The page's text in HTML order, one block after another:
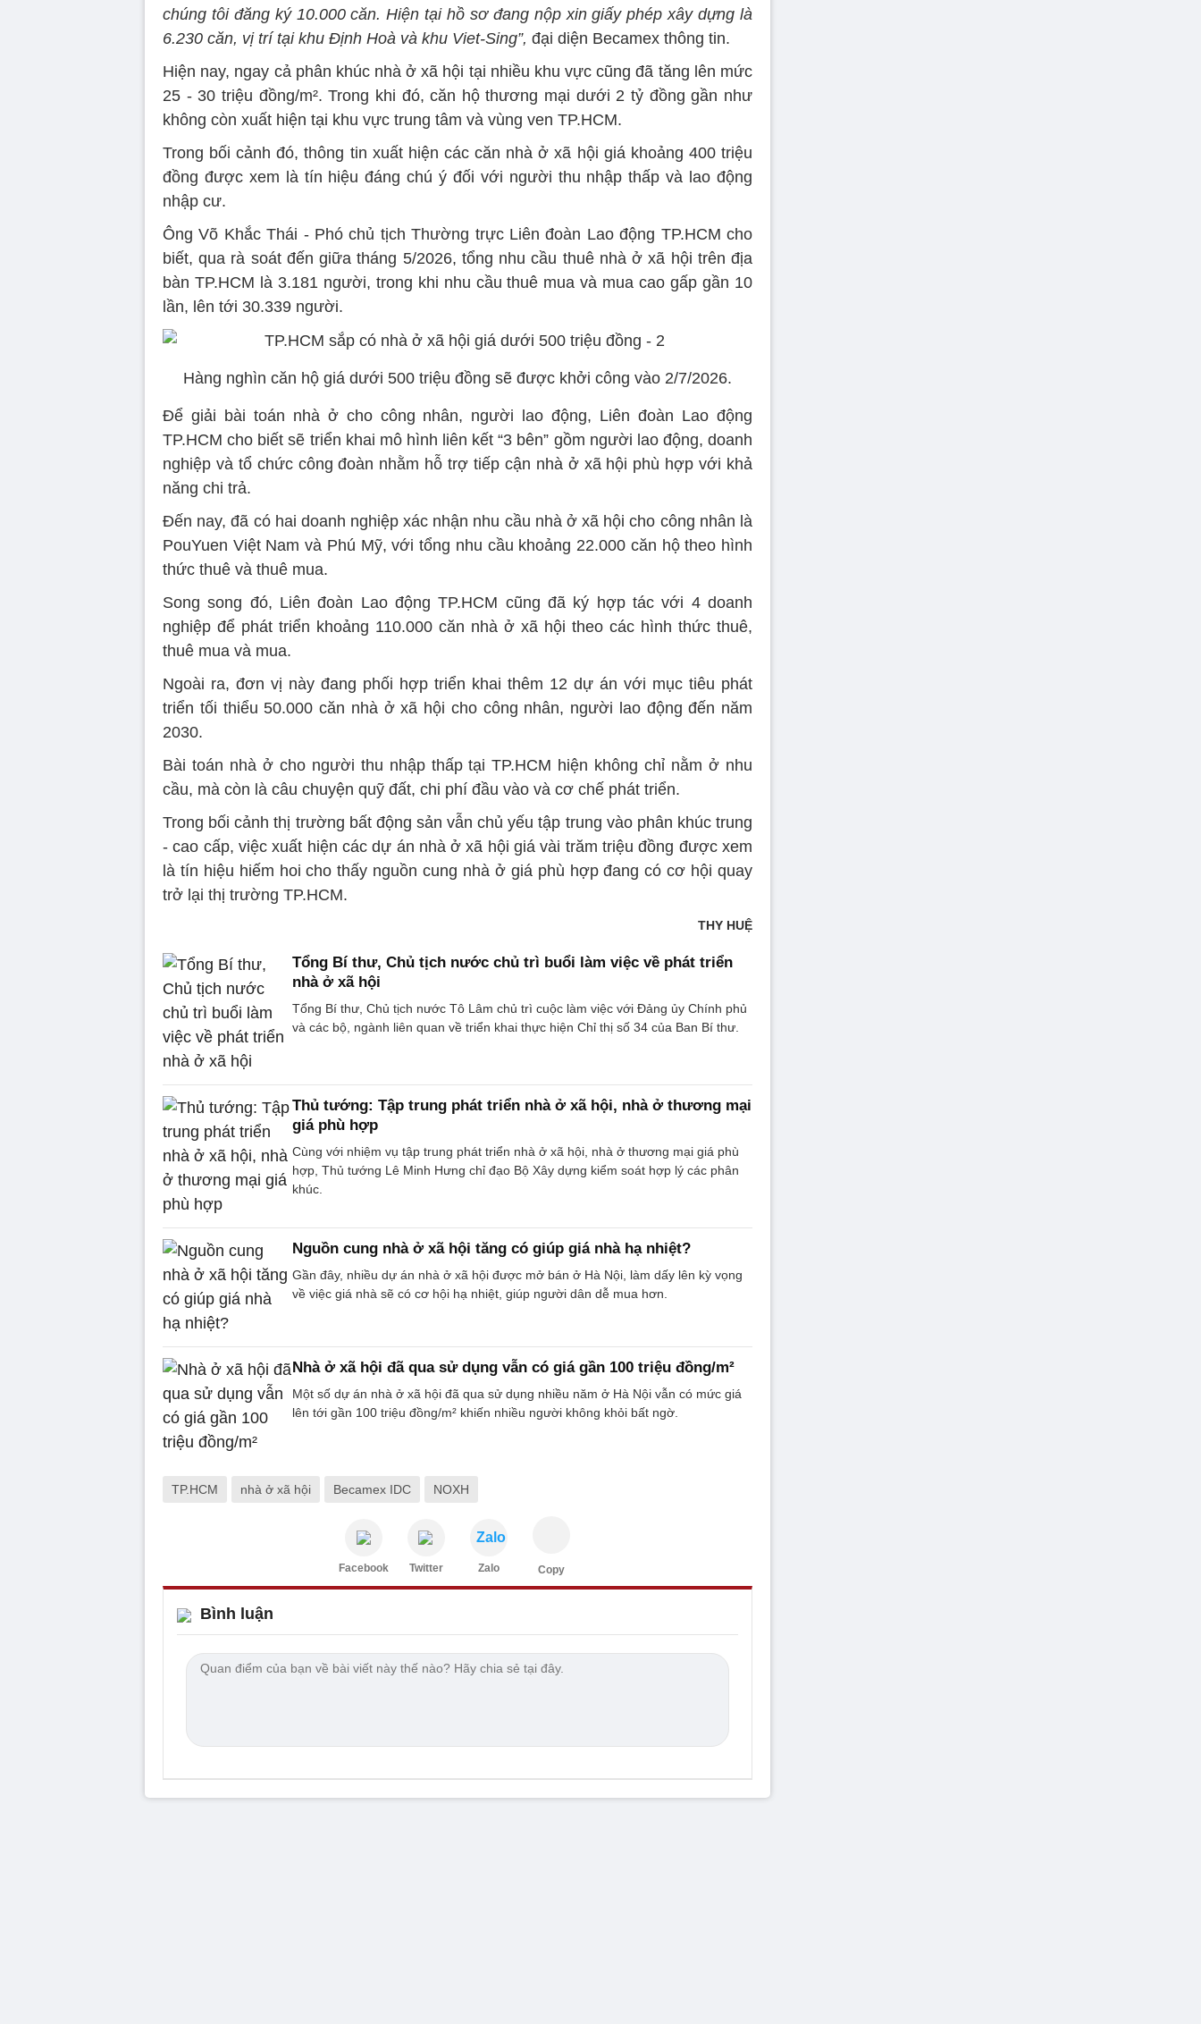
chúng tôi đăng ký 10.000 căn. Hiện tại hồ sơ đang nộp xin giấy phép xây dựng là
6.230 căn, vị trí tại khu Định Hoà và khu Viet-Sing”, đại diện Becamex thông tin.
Hiện nay, ngay cả phân khúc nhà ở xã hội tại nhiều khu vực cũng đã tăng lên mức
25 - 30 triệu đồng/m². Trong khi đó, căn hộ thương mại dưới 2 tỷ đồng gần như
không còn xuất hiện tại khu vực trung tâm và vùng ven TP.HCM.
Trong bối cảnh đó, thông tin xuất hiện các căn nhà ở xã hội giá khoảng 400 triệu
đồng được xem là tín hiệu đáng chú ý đối với người thu nhập thấp và lao động
nhập cư.
Ông Võ Khắc Thái - Phó chủ tịch Thường trực Liên đoàn Lao động TP.HCM cho
biết, qua rà soát đến giữa tháng 5/2026, tổng nhu cầu thuê nhà ở xã hội trên địa
bàn TP.HCM là 3.181 người, trong khi nhu cầu thuê mua và mua cao gấp gần 10
lần, lên tới 30.339 người.
Hàng nghìn căn hộ giá dưới 500 triệu đồng sẽ được khởi công vào 2/7/2026.
Để giải bài toán nhà ở cho công nhân, người lao động, Liên đoàn Lao động
TP.HCM cho biết sẽ triển khai mô hình liên kết “3 bên” gồm người lao động, doanh
nghiệp và tổ chức công đoàn nhằm hỗ trợ tiếp cận nhà ở xã hội phù hợp với khả
năng chi trả.
Đến nay, đã có hai doanh nghiệp xác nhận nhu cầu nhà ở xã hội cho công nhân là
PouYuen Việt Nam và Phú Mỹ, với tổng nhu cầu khoảng 22.000 căn hộ theo hình
thức thuê và thuê mua.
Song song đó, Liên đoàn Lao động TP.HCM cũng đã ký hợp tác với 4 doanh
nghiệp để phát triển khoảng 110.000 căn nhà ở xã hội theo các hình thức thuê,
thuê mua và mua.
Ngoài ra, đơn vị này đang phối hợp triển khai thêm 12 dự án với mục tiêu phát
triển tối thiểu 50.000 căn nhà ở xã hội cho công nhân, người lao động đến năm
2030.
Bài toán nhà ở cho người thu nhập thấp tại TP.HCM hiện không chỉ nằm ở nhu
cầu, mà còn là câu chuyện quỹ đất, chi phí đầu vào và cơ chế phát triển.
Trong bối cảnh thị trường bất động sản vẫn chủ yếu tập trung vào phân khúc trung
- cao cấp, việc xuất hiện các dự án nhà ở xã hội giá vài trăm triệu đồng được xem
là tín hiệu hiếm hoi cho thấy nguồn cung nhà ở giá phù hợp đang có cơ hội quay
trở lại thị trường TP.HCM.
THY HUỆ
Tổng Bí thư, Chủ tịch nước chủ trì buổi làm việc về phát triển
nhà ở xã hội
Tổng Bí thư, Chủ tịch nước Tô Lâm chủ trì cuộc làm việc với Đảng ủy Chính phủ
và các bộ, ngành liên quan về triển khai thực hiện Chỉ thị số 34 của Ban Bí thư.
Thủ tướng: Tập trung phát triển nhà ở xã hội, nhà ở thương mại
giá phù hợp
Cùng với nhiệm vụ tập trung phát triển nhà ở xã hội, nhà ở thương mại giá phù
hợp, Thủ tướng Lê Minh Hưng chỉ đạo Bộ Xây dựng kiểm soát hợp lý các phân
khúc.
Nguồn cung nhà ở xã hội tăng có giúp giá nhà hạ nhiệt?
Gần đây, nhiều dự án nhà ở xã hội được mở bán ở Hà Nội, làm dấy lên kỳ vọng
về việc giá nhà sẽ có cơ hội hạ nhiệt, giúp người dân dễ mua hơn.
Nhà ở xã hội đã qua sử dụng vẫn có giá gần 100 triệu đồng/m²
Một số dự án nhà ở xã hội đã qua sử dụng nhiều năm ở Hà Nội vẫn có mức giá
lên tới gần 100 triệu đồng/m² khiến nhiều người không khỏi bất ngờ.
TP.HCM nhà ở xã hội Becamex IDC NOXH
Facebook Twitter
Zalo
Zalo Copy
Bình luận